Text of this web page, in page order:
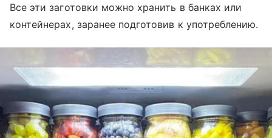
Все эти заготовки можно хранить в банках или
контейнерах, заранее подготовив к употреблению.